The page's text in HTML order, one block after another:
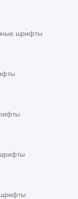
шрифты